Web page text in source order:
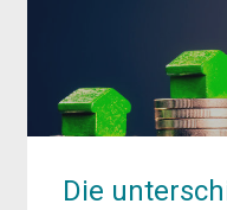
Die